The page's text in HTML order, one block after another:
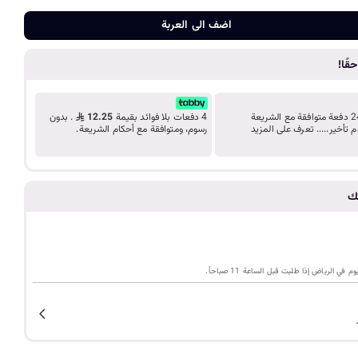
د
ك
م
ب
اضف الى العربة
الى
قسّط مشترياتك على 24 دفعة متوافقة مع الشريعة
تأخير..... تعرف على المزيد
4 دفعات بلا فوائد بقيمة 12.25
. بدون
رسوم، ومتوافقة مع أحكام الشريعة.
الرياض إذا طلبت قبل الساعة 11 صباحاً.